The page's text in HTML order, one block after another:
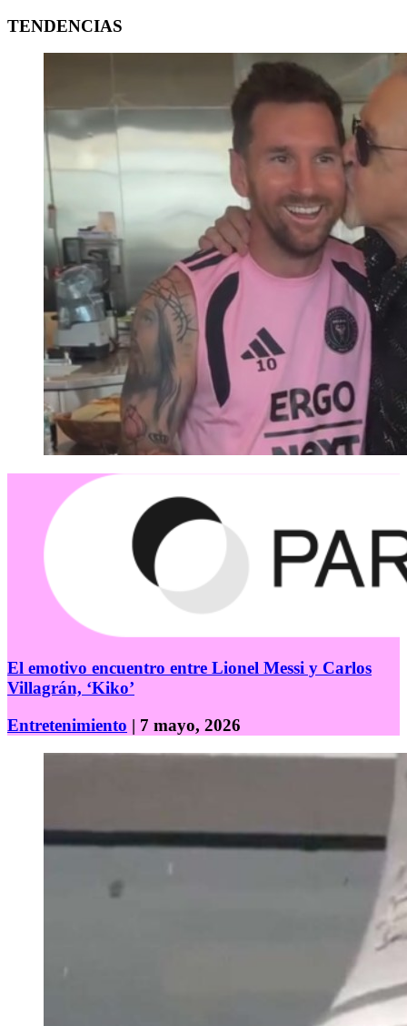
TENDENCIAS
El emotivo encuentro entre Lionel Messi y Carlos
Villagrán, ‘Kiko’
Entretenimiento | 7 mayo, 2026